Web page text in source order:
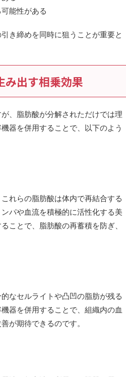
能性がある
き締めを同時に狙うことが重要と
み出す相乗効果
、脂肪酸が分解されただけでは理
器を併用することで、以下のよう
れらの脂肪酸は体内で再結合する
パや血流を積極的に活性化する美
ことで、脂肪酸の再蓄積を防ぎ、
なセルライトや凸凹の脂肪が残る
器を併用することで、組織内の血
が期待できるのです。